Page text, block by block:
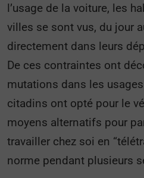
l’usage de la voiture, les
villes se sont vus, du jour
directement dans leurs
De ces contraintes ont
mutations dans les
citadins ont opté pour le
moyens alternatifs pour
travailler chez soi en
norme pendant plusieurs